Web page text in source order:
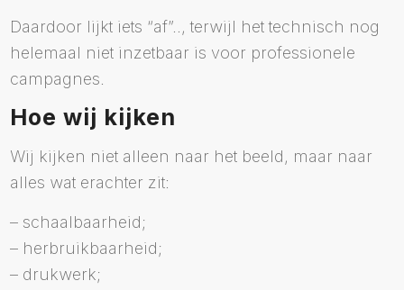
Daardoor lijkt iets “af”.., terwijl het technisch nog
helemaal niet inzetbaar is voor professionele
campagnes.
Hoe wij kijken
Wij kijken niet alleen naar het beeld, maar naar
alles wat erachter zit:
– schaalbaarheid;
– herbruikbaarheid;
– drukwerk;